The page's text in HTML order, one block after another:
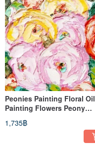
Peonies Painting Floral Oil
Painting Flowers Peony
Original Art Small Wall Art
1,735฿